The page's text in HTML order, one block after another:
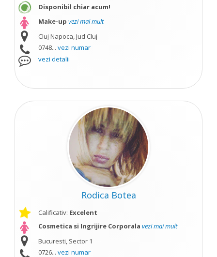
Disponibil chiar acum!
Make-up vezi mai mult
Cluj Napoca, Jud Cluj
0748... vezi numar
vezi detalii
Rodica Botea
Calificativ: Excelent
Cosmetica si Ingrijire Corporala vezi mai mult
Bucuresti, Sector 1
0726... vezi numar